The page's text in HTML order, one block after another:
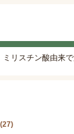
リスチン酸由来